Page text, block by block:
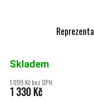
Skladem
1 099 Kč bez DPH
1 330 Kč